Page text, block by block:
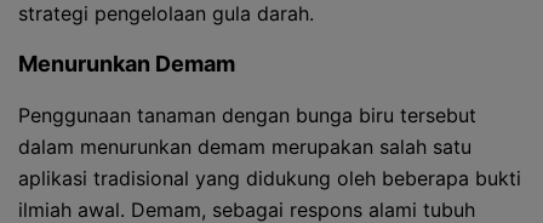
strategi pengelolaan gula darah.
Menurunkan Demam
Penggunaan tanaman dengan bunga biru tersebut
dalam menurunkan demam merupakan salah satu
aplikasi tradisional yang didukung oleh beberapa bukti
ilmiah awal. Demam, sebagai respons alami tubuh